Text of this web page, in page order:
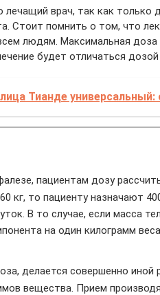
врач, так как только
Стоит помнить о том, что
людям. Максимальная
будет отличаться
Тианде
пациентам дозу
кг, то пациенту назначают
В то случае, если масса
на один килограмм
делается совершенно иной
вещества. Прием